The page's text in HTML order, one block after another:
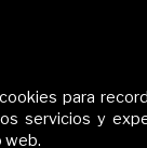
para
servicios y
web.